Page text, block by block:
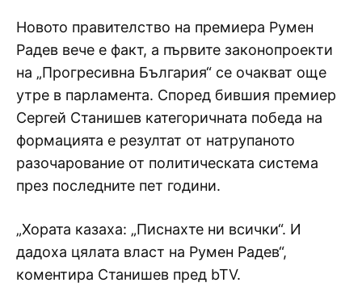
Новото правителство на премиера Румен
Радев вече е факт, а първите законопроекти
на „Прогресивна България“ се очакват още
утре в парламента. Според бившия премиер
Сергей Станишев категоричната победа на
формацията е резултат от натрупаното
разочарование от политическата система
през последните пет години.
„Хората казаха: „Писнахте ни всички“. И
дадоха цялата власт на Румен Радев“,
коментира Станишев пред bTV.